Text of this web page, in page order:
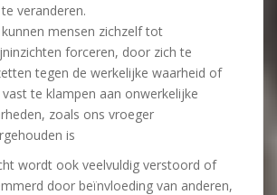
veranderen.
mensen zichzelf tot
forceren, door zich te
tegen de werkelijke waarheid of
vast te klampen aan onwerkelijke
zoals ons vroeger
is
wordt ook veelvuldig verstoord of
door beïnvloeding van anderen,